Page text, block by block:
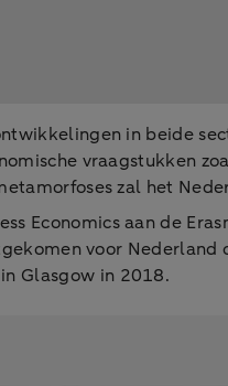
in beide
vraagstukken
zal het
Economics aan de
voor
Glasgow in 2018.